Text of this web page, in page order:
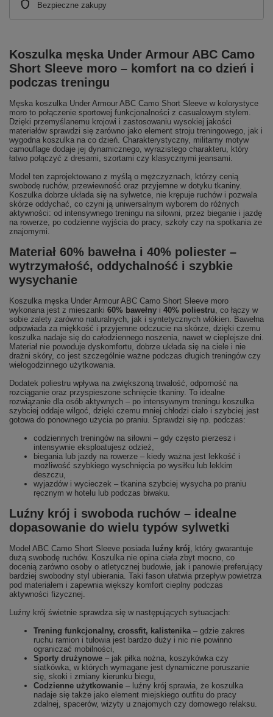
Bezpieczne zakupy
Koszulka męska Under Armour ABC Camo
Short Sleeve moro – komfort na co dzień i
podczas treningu
Męska koszulka Under Armour ABC Camo Short Sleeve w kolorystyce
moro to połączenie sportowej funkcjonalności z casualowym stylem.
Dzięki przemyślanemu krojowi i zastosowaniu wysokiej jakości
materiałów sprawdzi się zarówno jako element stroju treningowego, jak i
wygodna koszulka na co dzień. Charakterystyczny, militarny motyw
camouflage dodaje jej dynamicznego, wyrazistego charakteru, który
łatwo połączyć z dresami, szortami czy klasycznymi jeansami.
Model ten zaprojektowano z myślą o mężczyznach, którzy cenią
swobodę ruchów, przewiewność oraz przyjemne w dotyku tkaniny.
Koszulka dobrze układa się na sylwetce, nie krępuje ruchów i pozwala
skórze oddychać, co czyni ją uniwersalnym wyborem do różnych
aktywności: od intensywnego treningu na siłowni, przez bieganie i jazdę
na rowerze, po codzienne wyjścia do pracy, szkoły czy na spotkania ze
znajomymi.
Materiał 60% bawełna i 40% poliester –
wytrzymałość, oddychalność i szybkie
wysychanie
Koszulka męska Under Armour ABC Camo Short Sleeve moro
wykonana jest z mieszanki 60% bawełny i 40% poliestru, co łączy w
sobie zalety zarówno naturalnych, jak i syntetycznych włókien. Bawełna
odpowiada za miękkość i przyjemne odczucie na skórze, dzięki czemu
koszulka nadaje się do całodziennego noszenia, nawet w cieplejsze dni.
Materiał nie powoduje dyskomfortu, dobrze układa się na ciele i nie
drażni skóry, co jest szczególnie ważne podczas długich treningów czy
wielogodzinnego użytkowania.
Dodatek poliestru wpływa na zwiększoną trwałość, odporność na
rozciąganie oraz przyspieszone schnięcie tkaniny. To idealne
rozwiązanie dla osób aktywnych – po intensywnym treningu koszulka
szybciej oddaje wilgoć, dzięki czemu mniej chłodzi ciało i szybciej jest
gotowa do ponownego użycia po praniu. Sprawdzi się np. podczas:
codziennych treningów na siłowni – gdy często pierzesz i
intensywnie eksploatujesz odzież,
biegania lub jazdy na rowerze – kiedy ważna jest lekkość i
możliwość szybkiego wyschnięcia po wysiłku lub lekkim
deszczu,
wyjazdów i wycieczek – tkanina szybciej wysycha po praniu
ręcznym w hotelu lub podczas biwaku.
Luźny krój i swoboda ruchów – idealne
dopasowanie do wielu typów sylwetki
Model ABC Camo Short Sleeve posiada luźny krój, który gwarantuje
dużą swobodę ruchów. Koszulka nie opina ciała zbyt mocno, co
docenią zarówno osoby o atletycznej budowie, jak i panowie preferujący
bardziej swobodny styl ubierania. Taki fason ułatwia przepływ powietrza
pod materiałem i zapewnia większy komfort cieplny podczas
aktywności fizycznej.
Luźny krój świetnie sprawdza się w następujących sytuacjach:
Trening funkcjonalny, crossfit, kalistenika– gdzie zakres
ruchu ramion i tułowia jest bardzo duży i nic nie powinno
ograniczać mobilności,
Sporty drużynowe – jak piłka nożna, koszykówka czy
siatkówka, w których wymagane jest dynamiczne poruszanie
się, skoki i zmiany kierunku biegu,
Codzienne użytkowanie – luźny krój sprawia, że koszulka
nadaje się także jako element miejskiego outfitu do pracy
zdalnej, spacerów, wizyty u znajomych czy domowego relaksu.